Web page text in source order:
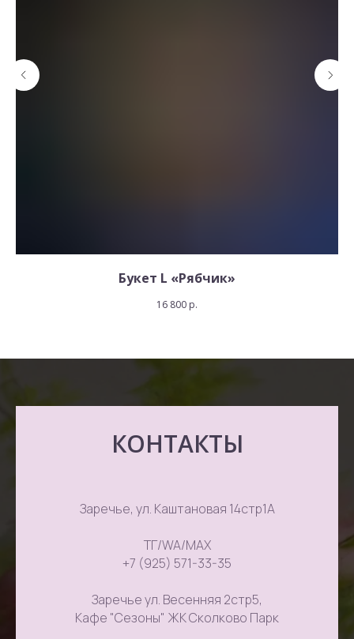
Букет L «Рябчик»
16 800 р.
КОНТАКТЫ
Заречье, ул. Каштановая 14стр1А
ТГ/WA/MAX
+7 (925) 571-33-35
Заречье ул. Весенняя 2стр5,
Кафе "Сезоны" ЖК Сколково Парк